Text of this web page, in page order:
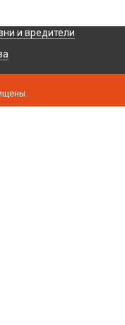
и вредители